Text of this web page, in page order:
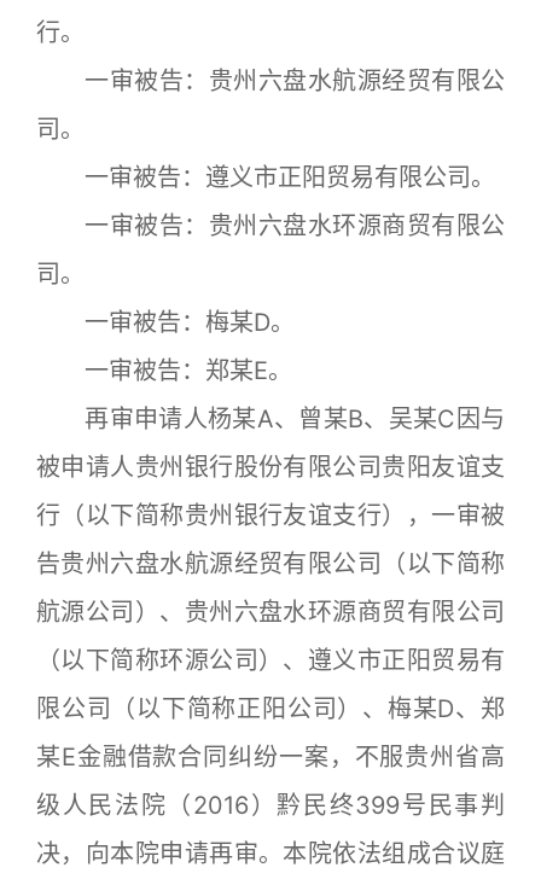
行。
一审被告：贵州六盘水航源经贸有限公
司。
一审被告：遵义市正阳贸易有限公司。
一审被告：贵州六盘水环源商贸有限公
司。
一审被告：梅某D。
一审被告：郑某E。
再审申请人杨某A、曾某B、吴某C因与
被申请人贵州银行股份有限公司贵阳友谊支
行（以下简称贵州银行友谊支行），一审被
告贵州六盘水航源经贸有限公司（以下简称
航源公司）、贵州六盘水环源商贸有限公司
（以下简称环源公司）、遵义市正阳贸易有
限公司（以下简称正阳公司）、梅某D、郑
某E金融借款合同纠纷一案，不服贵州省高
级人民法院（2016）黔民终399号民事判
决，向本院申请再审。本院依法组成合议庭